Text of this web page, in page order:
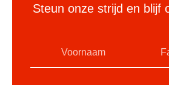
Steun onze strijd en blijf